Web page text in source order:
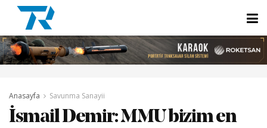
Anasayfa Savunma Sanayii
İsmail Demir: MMU bizim en